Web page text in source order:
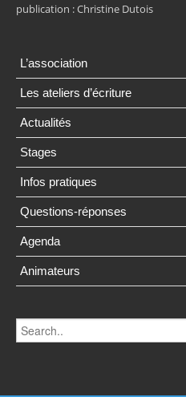
publication : Christine Dutois
L’association
Les ateliers d’écriture
Actualités
Stages
Infos pratiques
Questions-réponses
Agenda
Animateurs